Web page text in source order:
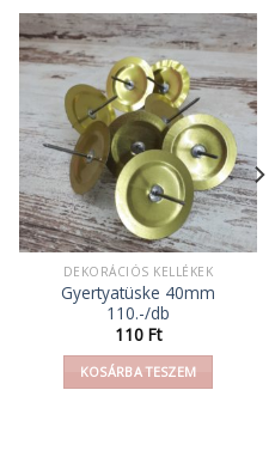
DEKORÁCIÓS KELLÉKEK
Gyertyatüske 40mm
110.-/db
110 Ft
KOSÁRBA TESZEM